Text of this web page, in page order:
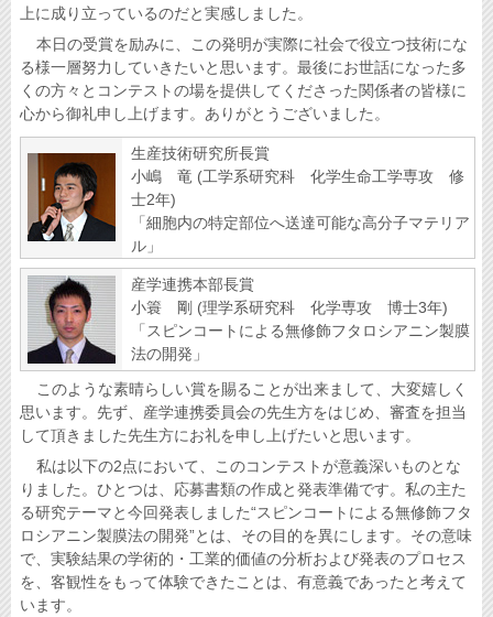
上に成り立っているのだと実感しました。
本日の受賞を励みに、この発明が実際に社会で役立つ技術にな
る様一層努力していきたいと思います。最後にお世話になった多
くの方々とコンテストの場を提供してくださった関係者の皆様に
心から御礼申し上げます。ありがとうございました。
生産技術研究所長賞
小嶋 竜 (工学系研究科 化学生命工学専攻 修
士2年)
「細胞内の特定部位へ送達可能な高分子マテリア
ル」
産学連携本部長賞
小簑 剛 (理学系研究科 化学専攻 博士3年)
「スピンコートによる無修飾フタロシアニン製膜
法の開発」
このような素晴らしい賞を賜ることが出来まして、大変嬉しく
思います。先ず、産学連携委員会の先生方をはじめ、審査を担当
して頂きました先生方にお礼を申し上げたいと思います。
私は以下の2点において、このコンテストが意義深いものとな
りました。ひとつは、応募書類の作成と発表準備です。私の主た
る研究テーマと今回発表しました“スピンコートによる無修飾フタ
ロシアニン製膜法の開発”とは、その目的を異にします。その意味
で、実験結果の学術的・工業的価値の分析および発表のプロセス
を、客観性をもって体験できたことは、有意義であったと考えて
います。